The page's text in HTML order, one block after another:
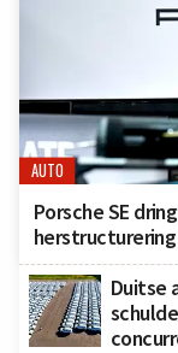
AUTO
Porsche SE
Duitse